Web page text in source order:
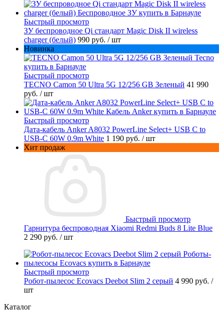
Быстрый просмотр
ЗУ беспроводное Qi стандарт Magic Disk II wireless
charger (белый) 990 руб. / шт
Новинка
Быстрый просмотр
TECNO Camon 50 Ultra 5G 12/256 GB Зеленый 41 990
руб. / шт
Быстрый просмотр
Дата-кабель Anker A8032 PowerLine Select+ USB C to
USB-C 60W 0.9m White 1 190 руб. / шт
Хит продаж
Быстрый просмотр
Гарнитура беспроводная Xiaomi Redmi Buds 8 Lite Blue
2 290 руб. / шт
Быстрый просмотр
Робот-пылесос Ecovacs Deebot Slim 2 серый 4 990 руб. /
шт
Каталог